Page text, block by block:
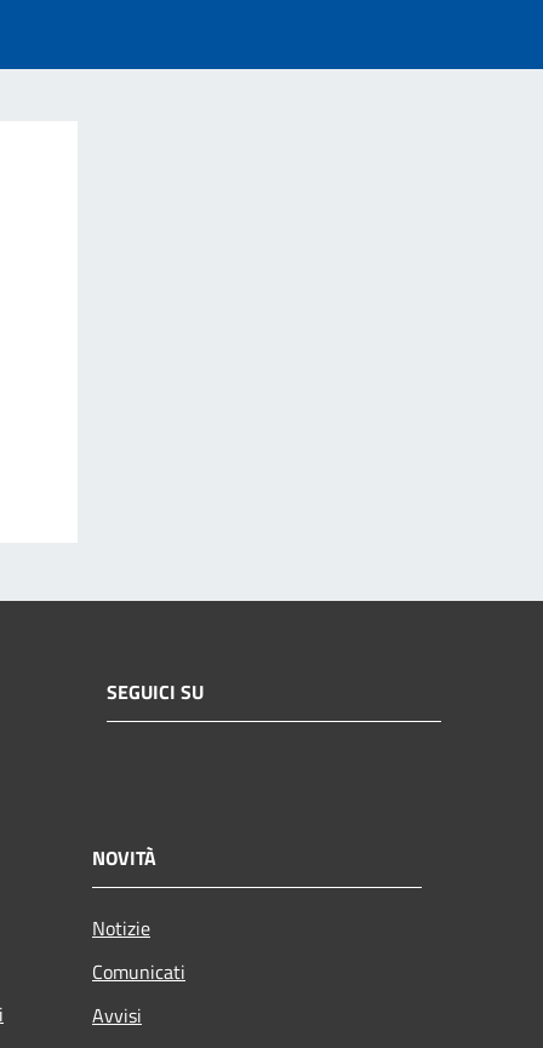
SEGUICI SU
NOVITÀ
Notizie
Comunicati
Avvisi